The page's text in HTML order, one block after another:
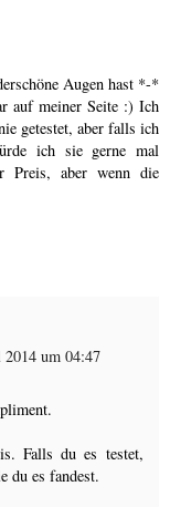
Augen hast *-*
auf meiner Seite :) Ich
getestet, aber falls ich
ich sie gerne mal
Preis, aber wenn die
um 04:47
Falls du es testet,
du es fandest.